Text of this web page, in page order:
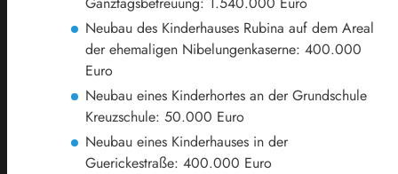
Neubau des Kinderhauses Rubina auf dem Areal
der ehemaligen Nibelungenkaserne: 400.000
Euro
Neubau eines Kinderhortes an der Grundschule
Kreuzschule: 50.000 Euro
Neubau eines Kinderhauses in der
Guerickestraße: 400.000 Euro